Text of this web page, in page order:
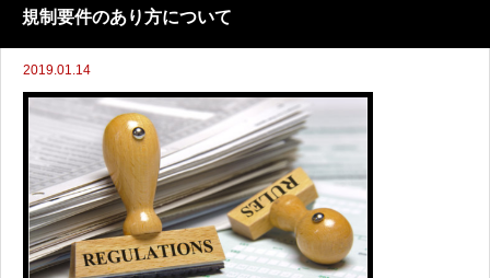
ント（ICH-Q9）への適格な対応も求められることと
規制要件のあり方について
2019.01.14